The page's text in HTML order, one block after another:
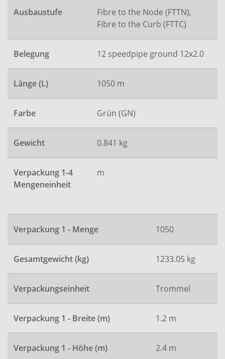
Ausbaustufe
Fibre to the Node (FTTN),
Fibre to the Curb (FTTC)
Belegung 12 speedpipe ground 12x2.0
Länge (L) 1050 m
Farbe Grün (GN)
Gewicht 0.841 kg
Verpackung 1-4
Mengeneinheit
m
Verpackung 1 - Menge 1050
Gesamtgewicht (kg) 1233.05 kg
Verpackungseinheit Trommel
Verpackung 1 - Breite (m) 1.2 m
Verpackung 1 - Höhe (m) 2.4 m